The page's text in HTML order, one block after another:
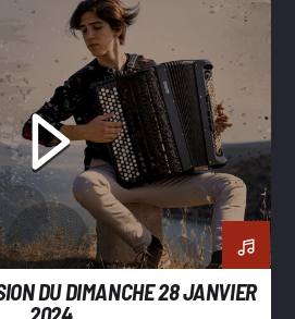
DU DIMANCHE 28 JANVIER